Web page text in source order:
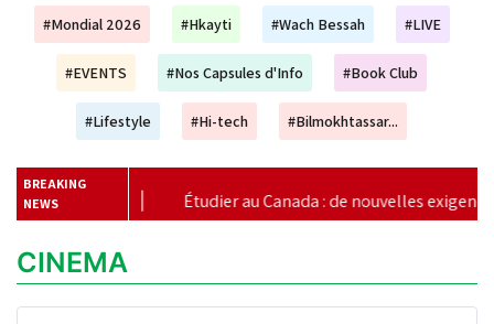
#Mondial 2026 #Hkayti #Wach Bessah #LIVE
#EVENTS #Nos Capsules d'Info #Book Club
#Lifestyle #Hi-tech #Bilmokhtassar...
BREAKING
NEWS
| Étudier au Canada : de nouvelles exigences
CINEMA